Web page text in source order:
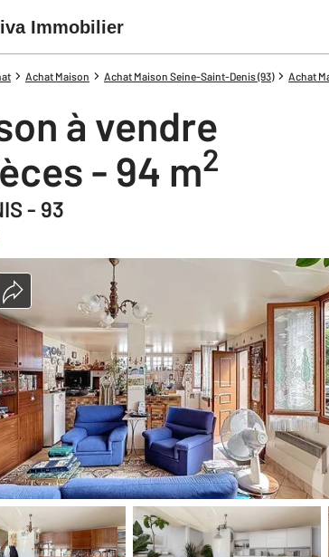
Immobilier
Achat Maison Achat Maison Seine-Saint-Denis (93) Achat
à vendre
- 94 m2
- 93